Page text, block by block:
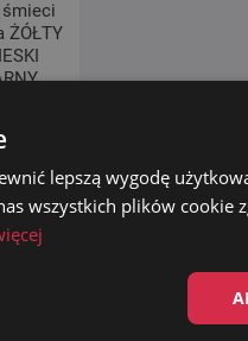
ŻÓŁTY
wynosiła:
969.00 zł.
wynosi:
949.00 zł.
lepszą wygodę
wszystkich plików cookie